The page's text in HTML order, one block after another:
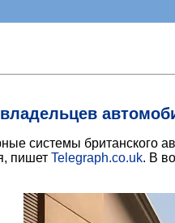
системы британского
пишет Telegraph.co.uk. В